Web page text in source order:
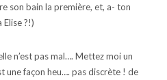
son bain la première, et, a- ton
Elise ?!)
n’est pas mal…. Mettez moi un
une façon heu…. pas discrète ! de